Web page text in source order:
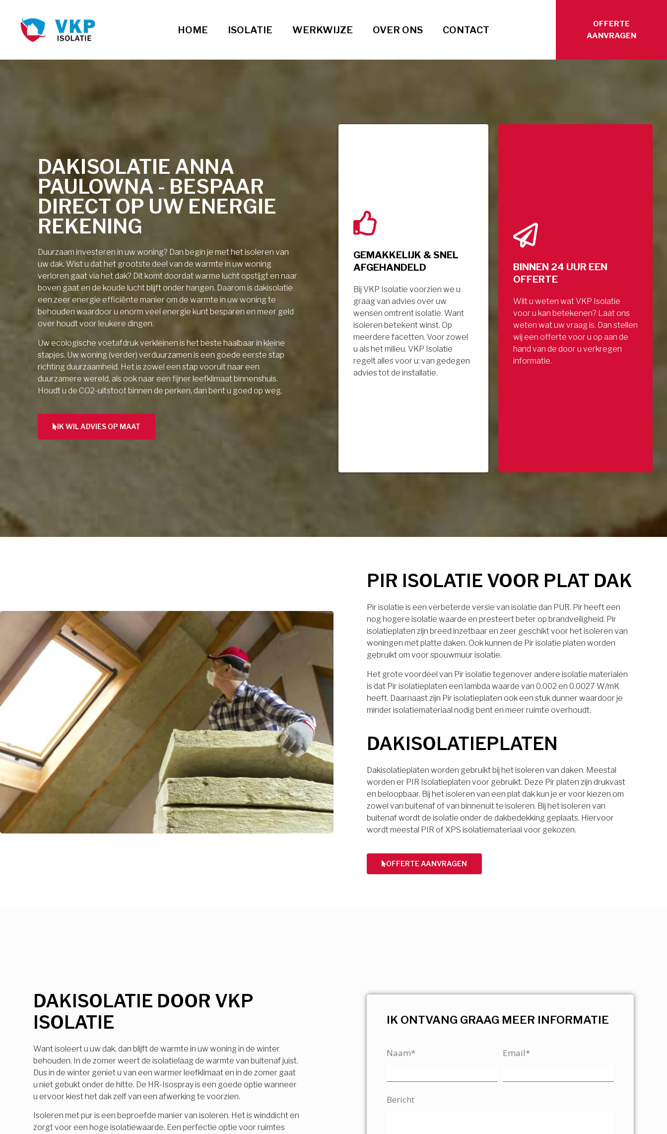
HOME ISOLATIE WERKWIJZE OVER ONS CONTACT
OFFERTE
AANVRAGEN
DAKISOLATIE ANNA
PAULOWNA - BESPAAR
DIRECT OP UW ENERGIE
REKENING
Duurzaam investeren in uw woning? Dan begin je met het isoleren van
uw dak. Wist u dat het grootste deel van de warmte in uw woning
verloren gaat via het dak? Dit komt doordat warme lucht opstijgt en naar
boven gaat en de koude lucht blijft onder hangen. Daarom is dakisolatie
een zeer energie efficiënte manier om de warmte in uw woning te
behouden waardoor u enorm veel energie kunt besparen en meer geld
over houdt voor leukere dingen.
Uw ecologische voetafdruk verkleinen is het beste haalbaar in kleine
stapjes. Uw woning (verder) verduurzamen is een goede eerste stap
richting duurzaamheid. Het is zowel een stap vooruit naar een
duurzamere wereld, als ook naar een fijner leefklimaat binnenshuis.
Houdt u de CO2-uitstoot binnen de perken, dan bent u goed op weg.
IK WIL ADVIES OP MAAT
GEMAKKELIJK & SNEL
AFGEHANDELD
Bij VKP Isolatie voorzien we u
graag van advies over uw
wensen omtrent isolatie. Want
isoleren betekent winst. Op
meerdere facetten. Voor zowel
u als het milieu. VKP Isolatie
regelt alles voor u: van gedegen
advies tot de installatie.
BINNEN 24 UUR EEN
OFFERTE
Wilt u weten wat VKP Isolatie
voor u kan betekenen? Laat ons
weten wat uw vraag is. Dan stellen
wij een offerte voor u op aan de
hand van de door u verkregen
informatie.
PIR ISOLATIE VOOR PLAT DAK
Pir isolatie is een verbeterde versie van isolatie dan PUR. Pir heeft een
nog hogere isolatie waarde en presteert beter op brandveiligheid. Pir
isolatieplaten zijn breed inzetbaar en zeer geschikt voor het isoleren van
woningen met platte daken. Ook kunnen de Pir isolatie platen worden
gebruikt om voor spouwmuur isolatie.
Het grote voordeel van Pir isolatie tegenover andere isolatie materialen
is dat Pir isolatieplaten een lambda waarde van 0.002 en 0.0027 W/mK
heeft. Daarnaast zijn Pir isolatieplaten ook een stuk dunner waardoor je
minder isolatiemateriaal nodig bent en meer ruimte overhoudt.
DAKISOLATIEPLATEN
Dakisolatieplaten worden gebruikt bij het isoleren van daken. Meestal
worden er PIR Isolatieplaten voor gebruikt. Deze Pir platen zijn drukvast
en beloopbaar. Bij het isoleren van een plat dak kun je er voor kiezen om
zowel van buitenaf of van binnenuit te isoleren. Bij het isoleren van
buitenaf wordt de isolatie onder de dakbedekking geplaats. Hiervoor
wordt meestal PIR of XPS isolatiemateriaal voor gekozen.
OFFERTE AANVRAGEN
DAKISOLATIE DOOR VKP
ISOLATIE
Want isoleert u uw dak, dan blijft de warmte in uw woning in de winter
behouden. In de zomer weert de isolatielaag de warmte van buitenaf juist.
Dus in de winter geniet u van een warmer leefklimaat en in de zomer gaat
u niet gebukt onder de hitte. De HR-Isospray is een goede optie wanneer
u ervoor kiest het dak zelf van een afwerking te voorzien.
Isoleren met pur is een beproefde manier van isoleren. Het is winddicht en
zorgt voor een hoge isolatiewaarde. Een perfectie optie voor ruimtes
IK ONTVANG GRAAG MEER INFORMATIE
Naam* Email*
Bericht